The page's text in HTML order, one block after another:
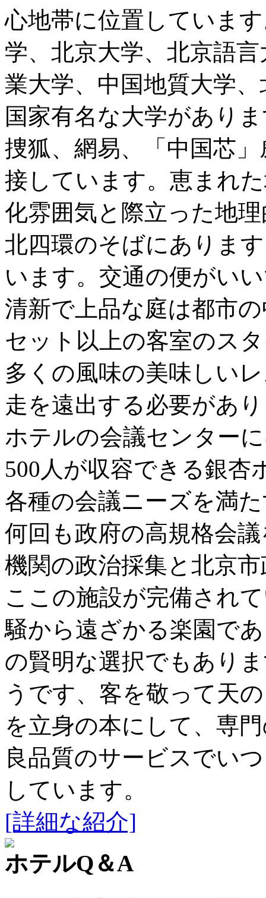
心地帯に位置していま
学、北京大学、北京語
業大学、中国地質大学
国家有名な大学があり
捜狐、網易、「中国芯
接しています。恵まれ
化雰囲気と際立った地
北四環のそばにありま
います。交通の便がい
清新で上品な庭は都市
セット以上の客室のス
多くの風味の美味しい
走を遠出する必要があ
ホテルの会議センター
500人が収容できる銀杏
各種の会議ニーズを満
何回も政府の高規格会
機関の政治採集と北京
ここの施設が完備され
騒から遠ざかる楽園で
の賢明な選択でもあり
うです、客を敬って天
を立身の本にして、専
良品質のサービスでい
しています。
[詳細な紹介]
ホテルQ＆A